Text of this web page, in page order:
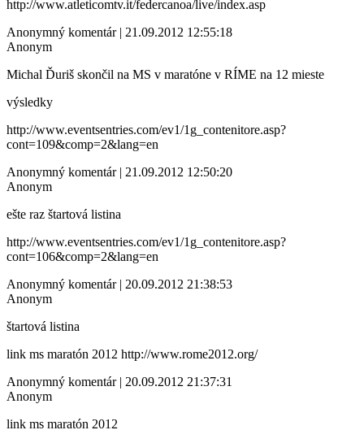
http://www.atleticomtv.it/federcanoa/live/index.asp
Anonymný komentár | 21.09.2012 12:55:18
Anonym
Michal Ďuriš skončil na MS v maratóne v RÍME na 12 mieste
výsledky
http://www.eventsentries.com/ev1/1g_contenitore.asp?
cont=109&comp=2&lang=en
Anonymný komentár | 21.09.2012 12:50:20
Anonym
ešte raz štartová listina
http://www.eventsentries.com/ev1/1g_contenitore.asp?
cont=106&comp=2&lang=en
Anonymný komentár | 20.09.2012 21:38:53
Anonym
štartová listina
link ms maratón 2012 http://www.rome2012.org/
Anonymný komentár | 20.09.2012 21:37:31
Anonym
link ms maratón 2012